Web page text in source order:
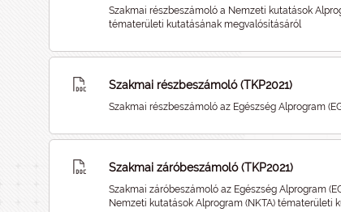
Szakmai részbeszámoló a Nemzeti kutatások
tématerületi kutatásának megvalósításáról
Szakmai részbeszámoló (TKP2021)
Szakmai részbeszámoló az Egészség Alprogram
Szakmai záróbeszámoló (TKP2021)
Szakmai záróbeszámoló az Egészség Alprogram
Nemzeti kutatások Alprogram (NKTA) tématerületi